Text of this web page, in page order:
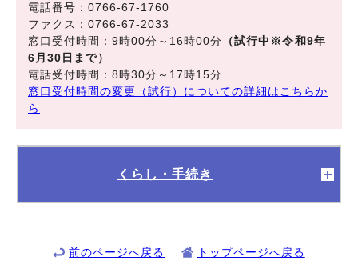
電話番号：0766-67-1760
ファクス：0766-67-2033
窓口受付時間：9時00分～16時00分 （試行中※令和9年
6月30日まで）
電話受付時間：8時30分～17時15分
窓口受付時間の変更（試行）についての詳細はこちらか
ら
くらし・手続き
前のページへ戻る トップページへ戻る